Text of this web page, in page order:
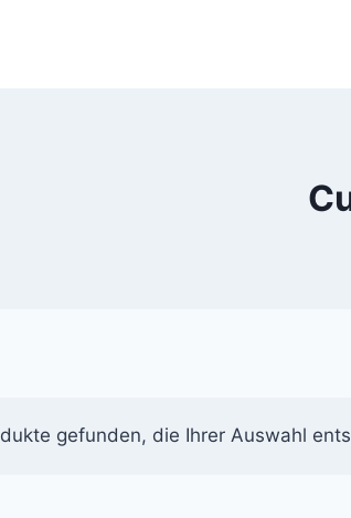
gefunden, die Ihrer Auswahl